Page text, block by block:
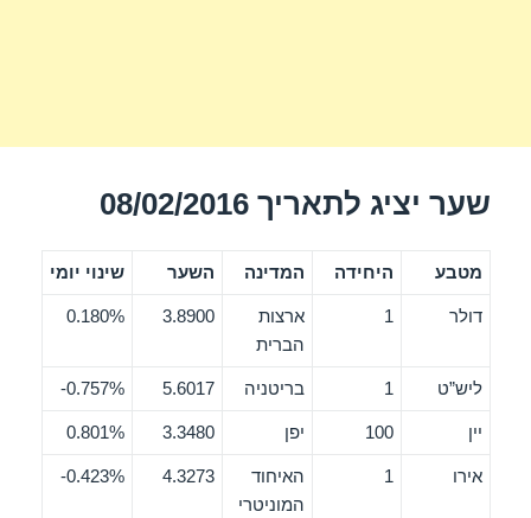
שער יציג לתאריך 08/02/2016
מטבע היחידה המדינה השער שינוי יומי
דולר 1
ארצות
הברית
3.8900
0.180%
ליש”ט 1 בריטניה 5.6017
0.757%-
יין 100 יפן 3.3480
0.801%
אירו 1
האיחוד
המוניטרי
4.3273
0.423%-